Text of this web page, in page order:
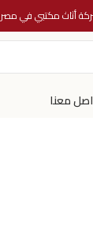
أثاث مكتبي في مصر
معنا